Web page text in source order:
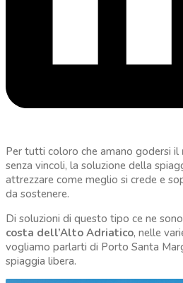
Per tutti coloro che amano godersi il
senza vincoli, la soluzione della
attrezzare come meglio si crede e
da sostenere.
Di soluzioni di questo tipo ce ne
costa dell’Alto Adriatico, nelle
vogliamo parlarti di Porto Santa
spiaggia libera.